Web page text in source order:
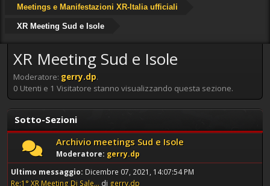
Meetings e Manifestazioni XR-Italia ufficiali
XR Meeting Sud e Isole
XR Meeting Sud e Isole
Moderatore: gerry.dp.
0 Utenti e 1 Visitatore stanno visualizzando questa sezione.
Sotto-Sezioni
Archivio meetings Sud e Isole
Moderatore: gerry.dp
Ultimo messaggio: Dicembre 07, 2021, 14:07:54 PM
Re:1° XR Meeting Di Sale... di gerry.dp